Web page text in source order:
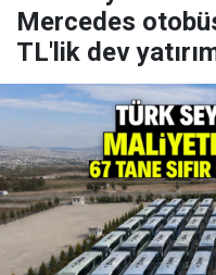
Mercedes
TL'lik dev